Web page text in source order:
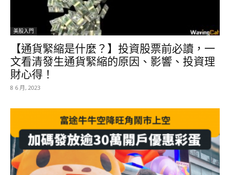
美股入門
【通貨緊縮是什麼？】投資股票前必讀，一
文看清發生通貨緊縮的原因、影響、投資理
財心得！
8 6 月, 2023